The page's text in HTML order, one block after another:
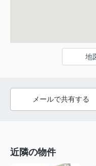
地
メールで共有する
近隣の物件